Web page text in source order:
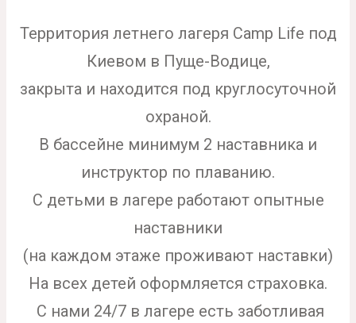
Территория летнего лагеря Camp Life под
Киевом в Пуще-Водице,
закрыта и находится под круглосуточной
охраной.
В бассейне минимум 2 наставника и
инструктор по плаванию.
С детьми в лагере работают опытные
наставники
(на каждом этаже проживают наставки)
На всех детей оформляется страховка.
С нами 24/7 в лагере есть заботливая